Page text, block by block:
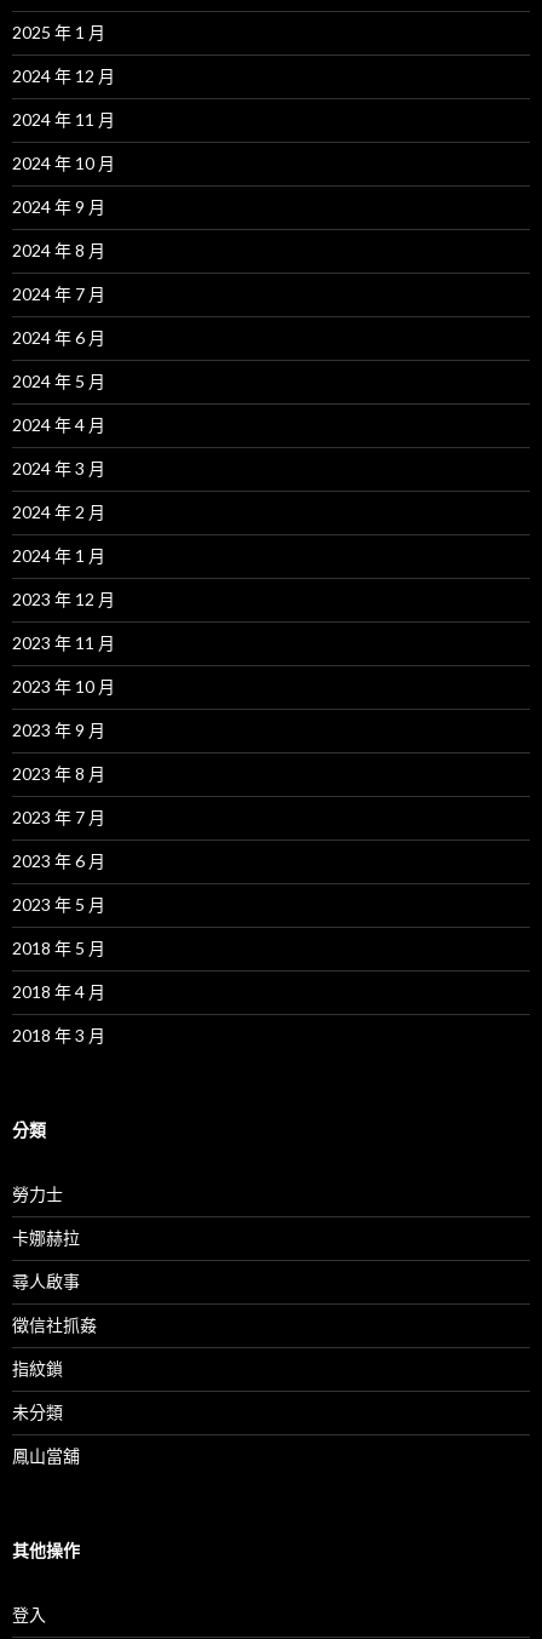
2025 年 1 月
2024 年 12 月
2024 年 11 月
2024 年 10 月
2024 年 9 月
2024 年 8 月
2024 年 7 月
2024 年 6 月
2024 年 5 月
2024 年 4 月
2024 年 3 月
2024 年 2 月
2024 年 1 月
2023 年 12 月
2023 年 11 月
2023 年 10 月
2023 年 9 月
2023 年 8 月
2023 年 7 月
2023 年 6 月
2023 年 5 月
2018 年 5 月
2018 年 4 月
2018 年 3 月
分類
勞力士
卡娜赫拉
尋人啟事
徵信社抓姦
指紋鎖
未分類
鳳山當舖
其他操作
登入